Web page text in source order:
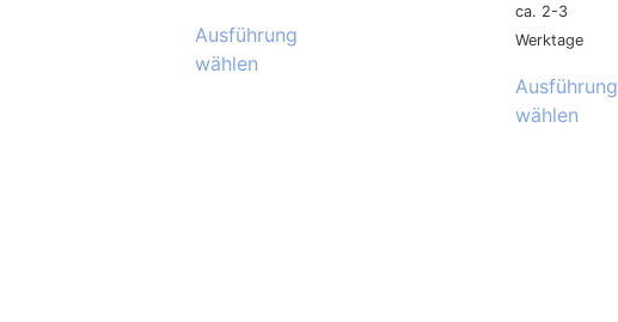
Ausführung
wählen
ca. 2-3
Werktage
Ausführung
wählen